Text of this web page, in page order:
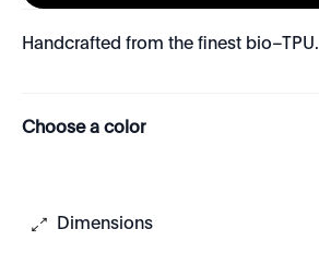
Handcrafted from the finest bio–TPU.
Choose a color
Dimensions